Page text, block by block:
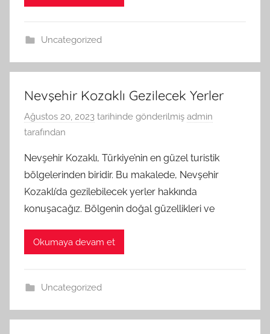
Uncategorized
Nevşehir Kozaklı Gezilecek Yerler
Ağustos 20, 2023 tarihinde gönderilmiş admin
tarafından
Nevşehir Kozaklı, Türkiye’nin en güzel turistik
bölgelerinden biridir. Bu makalede, Nevşehir
Kozaklı’da gezilebilecek yerler hakkında
konuşacağız. Bölgenin doğal güzellikleri ve
Okumaya devam et
Uncategorized